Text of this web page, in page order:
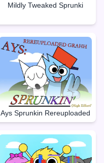
Mildly Tweaked Sprunki
Ays Sprunkin Rereuploaded